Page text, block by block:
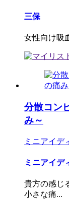
三保
女性向け吸
分散コン
み～
ミニアイデ
ミニアイデ
貴方の感じ
小さな痛...